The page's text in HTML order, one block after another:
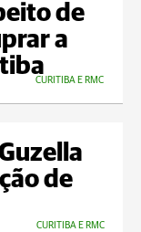
de
a
CURITIBA E RMC
de
CURITIBA E RMC